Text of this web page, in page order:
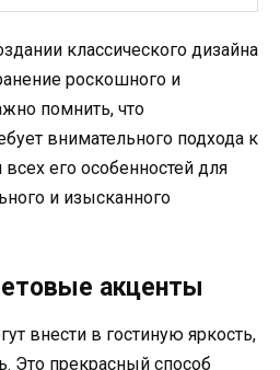
классического дизайна
роскошного и
помнить, что
внимательного подхода к
его особенностей для
и изысканного
акценты
внести в гостиную яркость,
Это прекрасный способ